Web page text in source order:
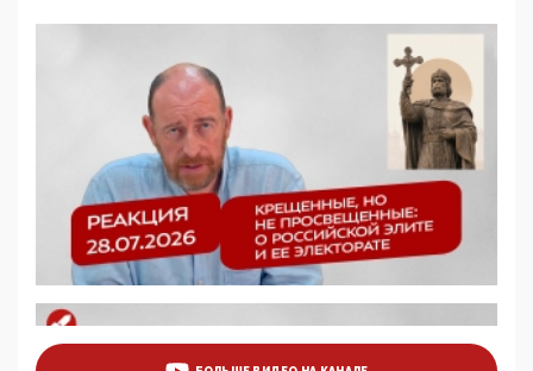
деятельность ИИТО ЮНЕСКО в России, но
цифроглобалисты продолжают определять
повестку в образовании
09:43, 01 Июня 2026
5G за счет здоровья граждан: Минцифры намерено
отобрать у регионов и муниципалитетов право
защищать жилые дома и социальные объекты от
05:58, 26 Мая 2026
Роскомнадзор освободили от борца с
деструктивным и опасным контентом
07:39, 25 Мая 2026
ценностей: «Новые люди» поднимают электорат